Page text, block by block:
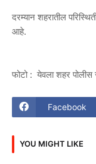
दरम्यान शहरातील
आहे.
फोटो : येवला शहर
Facebook
YOU MIGHT LIKE